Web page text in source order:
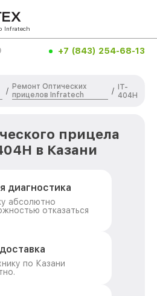
Infratech
+7 (843) 254-68-13
/
Ремонт Оптических
прицелов Infratech
/ IT-
404H
прицела
в Казани
диагностика
абсолютно
отказаться
по Казани